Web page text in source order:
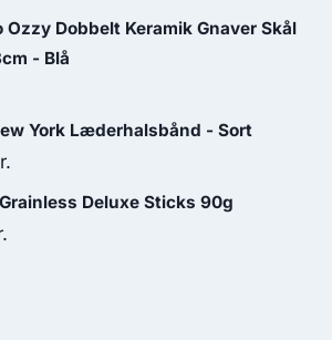
Ozzy Dobbelt Keramik Gnaver Skål
- Blå
York Læderhalsbånd - Sort
Deluxe Sticks 90g